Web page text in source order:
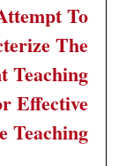
To
The
Teaching
Effective
Teaching